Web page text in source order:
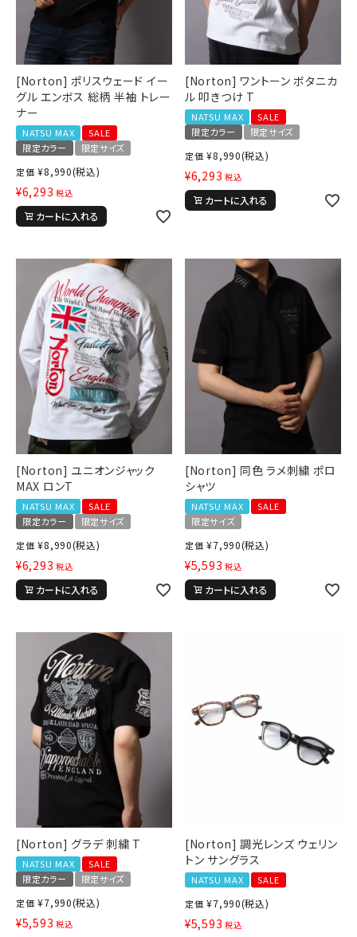
[Norton] ポリスウェード イー
グル エンボス 総柄 半袖 トレー
ナー
NATSU MAX
SALE
限定カラー
限定サイズ
定価 ¥8,990(税込)
¥6,293 税込
カートに入れる
[Norton] ワントーン ボタニカ
ル 叩きつけ T
NATSU MAX
SALE
限定カラー
限定サイズ
定価 ¥8,990(税込)
¥6,293 税込
カートに入れる
[Norton] ユニオンジャック
MAX ロンT
NATSU MAX
SALE
限定カラー
限定サイズ
定価 ¥8,990(税込)
¥6,293 税込
カートに入れる
[Norton] 同色 ラメ刺繍 ポロ
シャツ
NATSU MAX
SALE
限定サイズ
定価 ¥7,990(税込)
¥5,593 税込
カートに入れる
[Norton] グラデ 刺繍 T
NATSU MAX
SALE
限定カラー
限定サイズ
定価 ¥7,990(税込)
¥5,593 税込
[Norton] 調光レンズ ウェリン
トン サングラス
NATSU MAX
SALE
定価 ¥7,990(税込)
¥5,593 税込